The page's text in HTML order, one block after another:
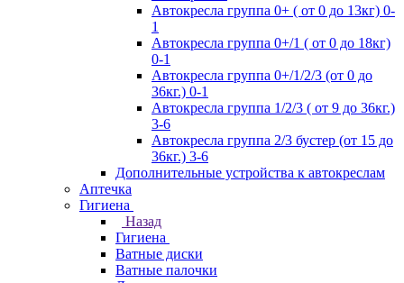
Автокресла группа 0+ ( от 0 до 13кг) 0-
1
Автокресла группа 0+/1 ( от 0 до 18кг)
0-1
Автокресла группа 0+/1/2/3 (от 0 до
36кг.) 0-1
Автокресла группа 1/2/3 ( от 9 до 36кг.)
3-6
Автокресла группа 2/3 бустер (от 15 до
36кг.) 3-6
Дополнительные устройства к автокреслам
Аптечка
Гигиена
Назад
Гигиена
Ватные диски
Ватные палочки